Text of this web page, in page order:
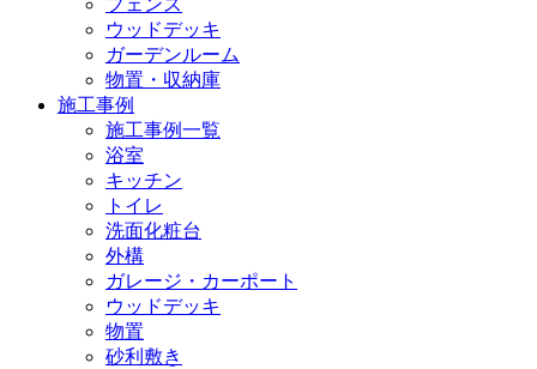
ウッドデッキ
ガーデンルーム
物置・収納庫
施工事例
施工事例一覧
浴室
キッチン
トイレ
洗面化粧台
外構
ガレージ・カーポート
ウッドデッキ
物置
砂利敷き